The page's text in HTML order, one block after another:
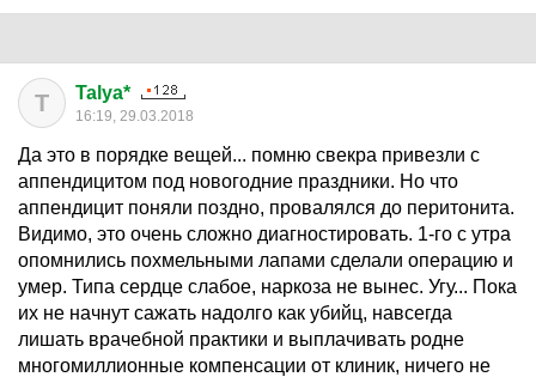
T Talya*
16:19, 29.03.2018
Да это в порядке вещей... помню свекра привезли с
аппендицитом под новогодние праздники. Но что
аппендицит поняли поздно, провалялся до перитонита.
Видимо, это очень сложно диагностировать. 1-го с утра
опомнились похмельными лапами сделали операцию и
умер. Типа сердце слабое, наркоза не вынес. Угу... Пока
их не начнут сажать надолго как убийц, навсегда
лишать врачебной практики и выплачивать родне
многомиллионные компенсации от клиник, ничего не